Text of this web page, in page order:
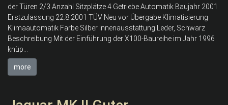
der Türen 2/3 Anzahl Sitzplätze 4 Getriebe Automatik Baujahr 2001
Erstzulassung 22.8.2001 TÜV Neu vor Übergabe Klimatisierung
Klimaautomatik Farbe Silber Innenausstattung Leder, Schwarz
Beschreibung Mit der Einführung der X100-Baureihe im Jahr 1996
knüp...
more